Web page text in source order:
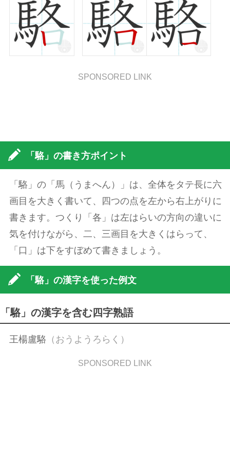
SPONSORED LINK
「駱」の書き方ポイント
「駱」の「馬（うまへん）」は、全体をタテ長に六
画目を大きく書いて、四つの点を左から右上がりに
書きます。つくり「各」は左はらいの方向の違いに
気を付けながら、二、三画目を大きくはらって、
「口」は下をすぼめて書きましょう。
「駱」の漢字を使った例文
「駱」の漢字を含む四字熟語
王楊盧駱 （おうようろらく）
SPONSORED LINK